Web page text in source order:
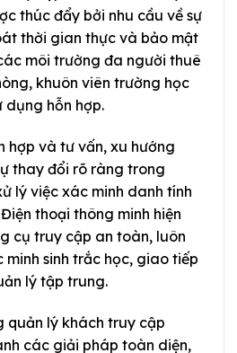
thúc đẩy bởi nhu cầu về sự
thời gian thực và bảo mật
môi trường đa người thuê
khuôn viên trường học
dụng hỗn hợp.
hợp và tư vấn, xu hướng
thay đổi rõ ràng trong
lý việc xác minh danh tính
thoại thông minh hiện
cụ truy cập an toàn, luôn
minh sinh trắc học, giao tiếp
lý tập trung.
quản lý khách truy cập
các giải pháp toàn diện,